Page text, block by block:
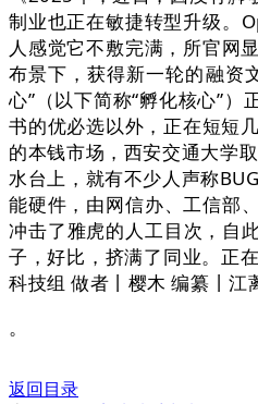
制业也正在敏捷转型升级。
人感觉它不敷完满，所官网
布景下，获得新一轮的融资
心”（以下简称“孵化核心”
书的优必选以外，正在短短
的本钱市场，西安交通大学
水台上，就有不少人声称
能硬件，由网信办、工信部
冲击了雅虎的人工目次，自
子，好比，挤满了同业。正
科技组 做者丨樱木 编纂丨江
。
返回目录